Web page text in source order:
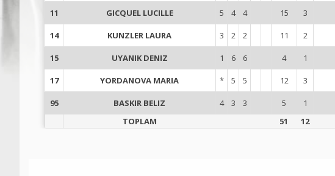
11 GICQUEL LUCILLE 5 4 4 15 3
14 KUNZLER LAURA 3 2 2 11 2
15 UYANIK DENIZ 1 6 6 4 1
17 YORDANOVA MARIA * 5 5 12 3
95 BASKIR BELIZ 4 3 3 5 1
TOPLAM
51 12